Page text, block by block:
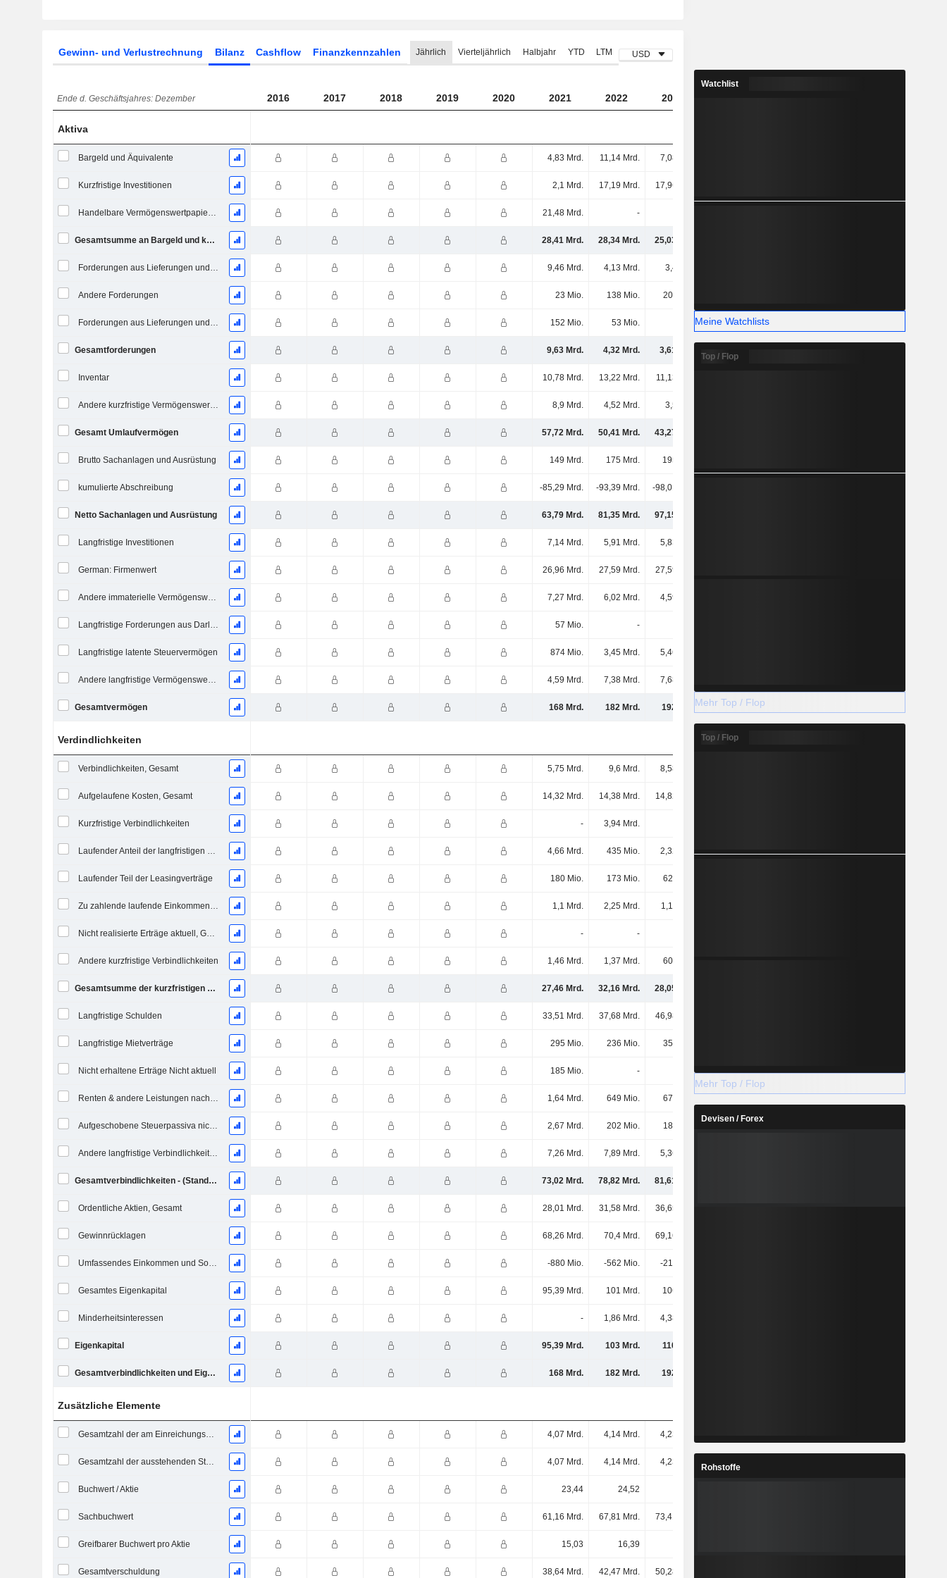
Gewinn- und Verlustrechnung Bilanz Cashflow Finanzkennzahlen Jährlich Vierteljährlich Halbjahr YTD LTM USD
Ende d. Geschäftsjahres: Dezember 2016 2017 2018 2019 2020 2021 2022 2023
Aktiva
Bargeld und Äquivalente 4,83 Mrd. 11,14 Mrd. 7,08 Mrd.
Kurzfristige Investitionen 2,1 Mrd. 17,19 Mrd. 17,96 Mrd.
Handelbare Vermögenswertpapiere, Gesamt 21,48 Mrd. -
Gesamtsumme an Bargeld und kurzfristigen Investitionen 28,41 Mrd. 28,34 Mrd. 25,03 Mrd.
Forderungen aus Lieferungen und Leistungen, Gesamt 9,46 Mrd. 4,13 Mrd. 3,4 Mrd.
Andere Forderungen 23 Mio. 138 Mio. 204 Mio.
Forderungen aus Lieferungen und Leistungen 152 Mio. 53 Mio. - -
Gesamtforderungen 9,63 Mrd. 4,32 Mrd. 3,61 Mrd.
Inventar 10,78 Mrd. 13,22 Mrd. 11,13 Mrd.
Andere kurzfristige Vermögenswerte, Gesamt 8,9 Mrd. 4,52 Mrd. 3,5 Mrd.
Gesamt Umlaufvermögen 57,72 Mrd. 50,41 Mrd. 43,27 Mrd.
Brutto Sachanlagen und Ausrüstung 149 Mrd. 175 Mrd. 195 Mrd.
kumulierte Abschreibung -85,29 Mrd. -93,39 Mrd. -98,01 Mrd.
Netto Sachanlagen und Ausrüstung 63,79 Mrd. 81,35 Mrd. 97,15 Mrd.
Langfristige Investitionen 7,14 Mrd. 5,91 Mrd. 5,83 Mrd.
German: Firmenwert 26,96 Mrd. 27,59 Mrd. 27,59 Mrd.
Andere immaterielle Vermögenswerte, Gesamt 7,27 Mrd. 6,02 Mrd. 4,59 Mrd.
Langfristige Forderungen aus Darlehen 57 Mio. -
Langfristige latente Steuervermögen 874 Mio. 3,45 Mrd. 5,46 Mrd.
Andere langfristige Vermögenswerte, Gesamt 4,59 Mrd. 7,38 Mrd. 7,68 Mrd.
Gesamtvermögen 168 Mrd. 182 Mrd. 192 Mrd. 196 Mrd.
Verdindlichkeiten
Verbindlichkeiten, Gesamt 5,75 Mrd. 9,6 Mrd. 8,58 Mrd.
Aufgelaufene Kosten, Gesamt 14,32 Mrd. 14,38 Mrd. 14,82 Mrd.
Kurzfristige Verbindlichkeiten - 3,94 Mrd.
Laufender Anteil der langfristigen Verschuldung 4,66 Mrd. 435 Mio. 2,32 Mrd.
Laufender Teil der Leasingverträge 180 Mio. 173 Mio. 622 Mio.
Zu zahlende laufende Einkommensteuern 1,1 Mrd. 2,25 Mrd. 1,11 Mrd.
Nicht realisierte Erträge aktuell, Gesamt - -
Andere kurzfristige Verbindlichkeiten 1,46 Mrd. 1,37 Mrd. 604 Mio.
Gesamtsumme der kurzfristigen Verbindlichkeiten 27,46 Mrd. 32,16 Mrd. 28,05 Mrd.
Langfristige Schulden 33,51 Mrd. 37,68 Mrd. 46,98 Mrd.
Langfristige Mietverträge 295 Mio. 236 Mio. 359 Mio.
Nicht erhaltene Erträge Nicht aktuell 185 Mio. - - - -
Renten & andere Leistungen nach dem Ruhestand 1,64 Mrd. 649 Mio. 675 Mio.
Aufgeschobene Steuerpassiva nicht aktuell 2,67 Mrd. 202 Mio. 186 Mio.
Andere langfristige Verbindlichkeiten 7,26 Mrd. 7,89 Mrd. 5,36 Mrd.
Gesamtverbindlichkeiten - (Standard / Utility Vorlage) 73,02 Mrd. 78,82 Mrd. 81,61 Mrd.
Ordentliche Aktien, Gesamt 28,01 Mrd. 31,58 Mrd. 36,65 Mrd.
Gewinnrücklagen 68,26 Mrd. 70,4 Mrd. 69,16 Mrd.
Umfassendes Einkommen und Sonstiges -880 Mio. -562 Mio. -215 Mio.
Gesamtes Eigenkapital 95,39 Mrd. 101 Mrd. 106 Mrd.
Minderheitsinteressen - 1,86 Mrd. 4,38 Mrd.
Eigenkapital 95,39 Mrd. 103 Mrd. 110 Mrd.
Gesamtverbindlichkeiten und Eigenkapital 168 Mrd. 182 Mrd. 192 Mrd.
Zusätzliche Elemente
Gesamtzahl der am Einreichungsdatum ausstehenden Aktien 4,07 Mrd. 4,14 Mrd. 4,23 Mrd.
Gesamtzahl der ausstehenden Stammaktien 4,07 Mrd. 4,14 Mrd. 4,23 Mrd. 4,33 Mrd.
Buchwert / Aktie 23,44 24,52
Sachbuchwert 61,16 Mrd. 67,81 Mrd. 73,41 Mrd.
Greifbarer Buchwert pro Aktie 15,03 16,39
Gesamtverschuldung 38,64 Mrd. 42,47 Mrd. 50,28 Mrd.
Watchlist
Meine Watchlists
Top / Flop
Mehr Top / Flop
Top / Flop
Mehr Top / Flop
Devisen / Forex
Rohstoffe